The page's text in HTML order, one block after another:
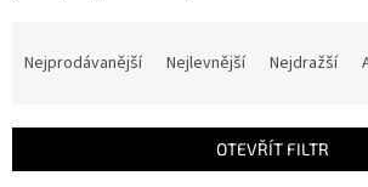
í
Nejprodávanější Nejlevnější Nejdražší
OTEVŘÍT FILTR